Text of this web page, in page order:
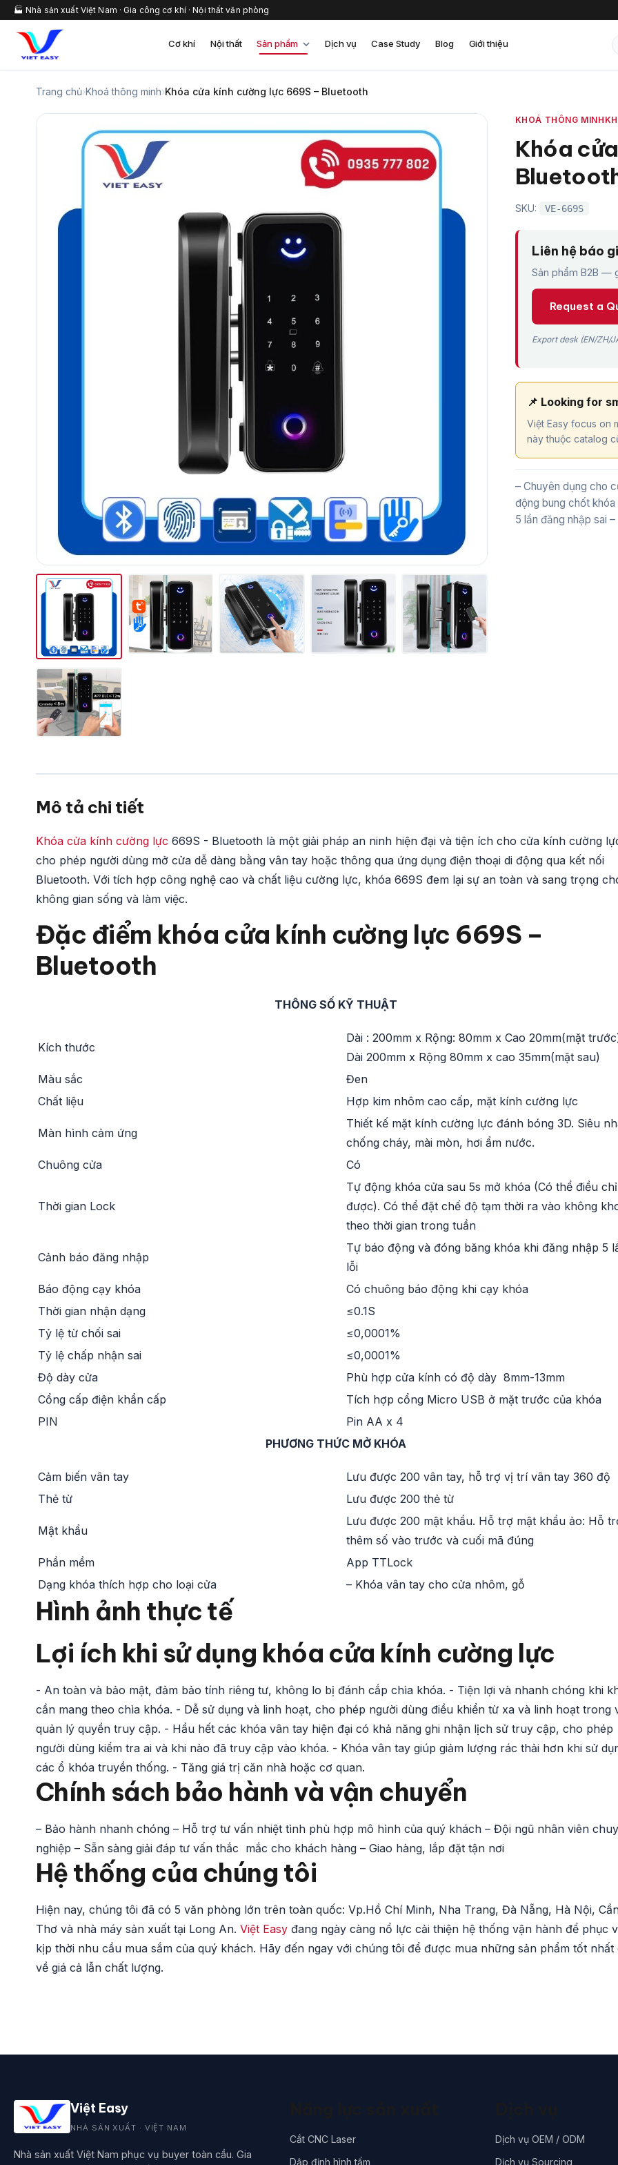
🏭 Nhà sản xuất Việt Nam · Gia công cơ khí · Nội thất văn phòng
Cơ khí Nội thất Sản phẩm Dịch vụ Case Study Blog Giới thiệu
Trang chủ›Khoá thông minh›Khóa cửa kính cường lực 669S – Bluetooth
KHOÁ THÔNG MINH
Khóa
SKU: VE-669S
Liên hệ báo
Sản phẩm B2B —
Request a
Export desk (EN/ZH/
📌 Looking for
Việt Easy focus on
này thuộc catalog
– Chuyên dụng cho
động bung chốt
5 lần đăng nhập sai
Mô tả chi tiết
Khóa cửa kính cường lực 669S - Bluetooth là một giải pháp an ninh hiện đại và tiện ích cho cửa kính cường
cho phép người dùng mở cửa dễ dàng bằng vân tay hoặc thông qua ứng dụng điện thoại di động qua kết nối
Bluetooth. Với tích hợp công nghệ cao và chất liệu cường lực, khóa 669S đem lại sự an toàn và sang trọng
không gian sống và làm việc.
Đặc điểm khóa cửa kính cường lực 669S –
Bluetooth
THÔNG SỐ KỸ THUẬT
Kích thước
Dài : 200mm x Rộng: 80mm x Cao 20mm(mặt
Dài 200mm x Rộng 80mm x cao 35mm(mặt sau)
Màu sắc
Đen
Chất liệu
Hợp kim nhôm cao cấp, mặt kính cường lực
Màn hình cảm ứng
Thiết kế mặt kính cường lực đánh bóng 3D. Siêu
chống cháy, mài mòn, hơi ẩm nước.
Chuông cửa
Có
Thời gian Lock
Tự động khóa cửa sau 5s mở khóa (Có thể điều
được). Có thể đặt chế độ tạm thời ra vào không
theo thời gian trong tuần
Cảnh báo đăng nhập
Tự báo động và đóng băng khóa khi đăng nhập 5
lỗi
Báo động cạy khóa
Có chuông báo động khi cạy khóa
Thời gian nhận dạng
≤0.1S
Tỷ lệ từ chối sai
≤0,0001%
Tỷ lệ chấp nhận sai
≤0,0001%
Độ dày cửa
Phù hợp cửa kính có độ dày 8mm-13mm
Cổng cấp điện khẩn cấp
Tích hợp cổng Micro USB ở mặt trước của khóa
PIN
Pin AA x 4
PHƯƠNG THỨC MỞ KHÓA
Cảm biến vân tay
Lưu được 200 vân tay, hỗ trợ vị trí vân tay 360 độ
Thẻ từ
Lưu được 200 thẻ từ
Mật khẩu
Lưu được 200 mật khẩu. Hỗ trợ mật khẩu ảo: Hỗ
thêm số vào trước và cuối mã đúng
Phần mềm
App TTLock
Dạng khóa thích hợp cho loại cửa
– Khóa vân tay cho cửa nhôm, gỗ
Hình ảnh thực tế
Lợi ích khi sử dụng khóa cửa kính cường lực
- An toàn và bảo mật, đảm bảo tính riêng tư, không lo bị đánh cắp chìa khóa. - Tiện lợi và nhanh chóng khi
cần mang theo chìa khóa. - Dễ sử dụng và linh hoạt, cho phép người dùng điều khiển từ xa và linh hoạt trong
quản lý quyền truy cập. - Hầu hết các khóa vân tay hiện đại có khả năng ghi nhận lịch sử truy cập, cho phép
người dùng kiểm tra ai và khi nào đã truy cập vào khóa. - Khóa vân tay giúp giảm lượng rác thải hơn khi sử
các ổ khóa truyền thống. - Tăng giá trị căn nhà hoặc cơ quan.
Chính sách bảo hành và vận chuyển
– Bảo hành nhanh chóng – Hỗ trợ tư vấn nhiệt tình phù hợp mô hình của quý khách – Đội ngũ nhân viên
nghiệp – Sẵn sàng giải đáp tư vấn thắc mắc cho khách hàng – Giao hàng, lắp đặt tận nơi
Hệ thống của chúng tôi
Hiện nay, chúng tôi đã có 5 văn phòng lớn trên toàn quốc: Vp.Hồ Chí Minh, Nha Trang, Đà Nẵng, Hà Nội,
Thơ và nhà máy sản xuất tại Long An. Việt Easy đang ngày càng nổ lực cải thiện hệ thống vận hành để phục
kịp thời nhu cầu mua sắm của quý khách. Hãy đến ngay với chúng tôi để được mua những sản phẩm tốt nhất
về giá cả lẫn chất lượng.
Việt Easy
NHÀ SẢN XUẤT · VIỆT NAM
Nhà sản xuất Việt Nam phục vụ buyer toàn cầu. Gia
Cắt CNC Laser
Dập định hình tấm
Dịch vụ OEM / ODM
Dịch vụ Sourcing